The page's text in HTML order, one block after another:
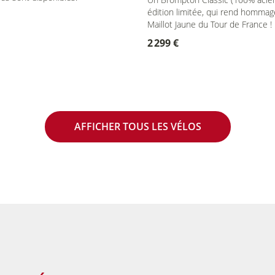
édition limitée, qui rend
Maillot Jaune du Tour de France !
2 299 €
AFFICHER TOUS LES VÉLOS